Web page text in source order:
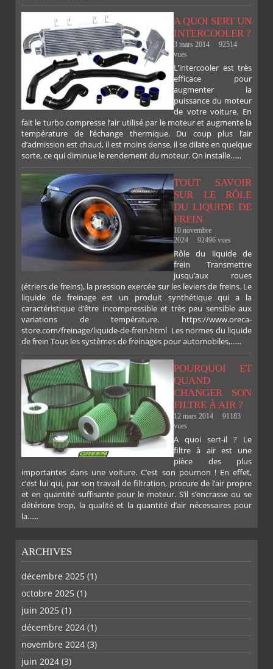
PLUS
A QUOI SERT UN
INTERCOOLER ?
3 mars 2014
92514
vues
L’intercooler est très
efficace pour
augmenter la
puissance du moteur
de votre voiture. En
fait le turbo compresse l’air utilisé par le moteur et augmente la
température de l’échange thermique. Du coup plus l’air
d’admission est chaud, il est moins dense, il se dilate en quelque
sorte, ce qui diminue le rendement du moteur. On installe......
TOUT SAVOIR
SUR LE RÔLE
DU LIQUIDE DE
FREIN
10 novembre
2024
92496 vues
Rôle du liquide de
frein Transmettre
jusqu’aux roues
(étriers de freins), la pression exercée sur les leviers de freins. Le
liquide de freinage est un produit synthétique qui a la
caractéristique d’être incompressible et très peu sensible aux
variations de température. https://www.oreca-
store.com/freinage/liquide-de-frein.html Les normes du liquide
de frein Tous les systèmes de freinages pour automobiles,......
POURQUOI ET
QUAND
CHANGER SON
FILTRE À AIR ?
12 mars 2014
91183
vues
A quoi sert-il ? Le
filtre à air est une
pièce des plus
importantes dans une voiture. C’est son poumon ! En effet,
c’est lui qui, par son travail de filtration, procure de l’air propre
et en quantité suffisante pour le moteur. S’il s’encrasse ou se
détériore trop, la qualité et la quantité d’air nécessaires pour
la......
ARCHIVES
décembre 2025 (1)
octobre 2025 (1)
juin 2025 (1)
décembre 2024 (1)
novembre 2024 (3)
juin 2024 (3)